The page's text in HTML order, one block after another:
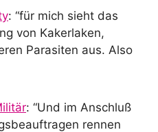
: “für mich sieht das
von Kakerlaken,
Parasiten aus. Also
: “Und im Anschluß
rennen